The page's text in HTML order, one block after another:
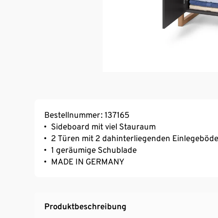
Bestellnummer: 137165
Sideboard mit viel Stauraum
2 Türen mit 2 dahinterliegenden
1 geräumige Schublade
MADE IN GERMANY
Produktbeschreibung